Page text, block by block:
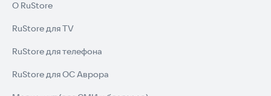
О RuStore
RuStore для TV
RuStore для телефона
RuStore для ОС Аврора